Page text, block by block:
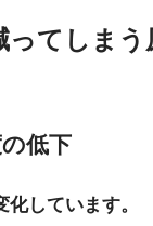
てしまう
低下
しています。